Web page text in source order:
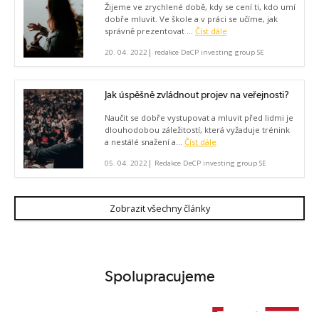
Žijeme ve zrychlené době, kdy se cení ti, kdo umí
dobře mluvit. Ve škole a v práci se učíme, jak
správně prezentovat ... Číst dále
20. 04. 2022 | redakce DeCP investing group SE
Jak úspěšně zvládnout projev na veřejnosti?
Naučit se dobře vystupovat a mluvit před lidmi je
dlouhodobou záležitostí, která vyžaduje trénink
a nestálé snažení a... Číst dále
05. 04. 2022 | Redakce DeCP investing group SE
Zobrazit všechny články
Spolupracujeme